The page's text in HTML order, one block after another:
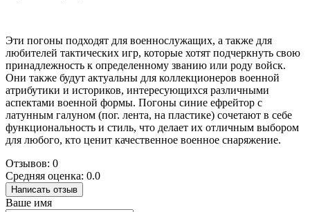
Эти погоны подходят для военнослужащих, а также для
любителей тактических игр, которые хотят подчеркнуть свою
принадлежность к определенному званию или роду войск.
Они также будут актуальны для коллекционеров военной
атрибутики и историков, интересующихся различными
аспектами военной формы. Погоны синие ефрейтор с
латунным галуном (пог. лента, на пластике) сочетают в себе
функциональность и стиль, что делает их отличным выбором
для любого, кто ценит качественное военное снаряжение.
Отзывов: 0
Средняя оценка: 0.0
Написать отзыв
Ваше имя